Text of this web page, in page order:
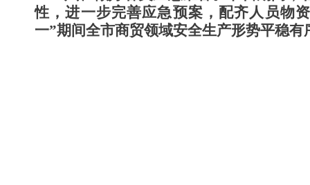
性，进一步完善应急预案，配齐人员物
一”期间全市商贸领域安全生产形势平稳有